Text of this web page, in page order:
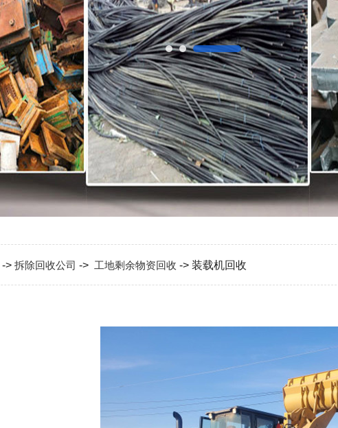
-> 拆除回收公司 -> 工地剩余物资回收 -> 装载机回收